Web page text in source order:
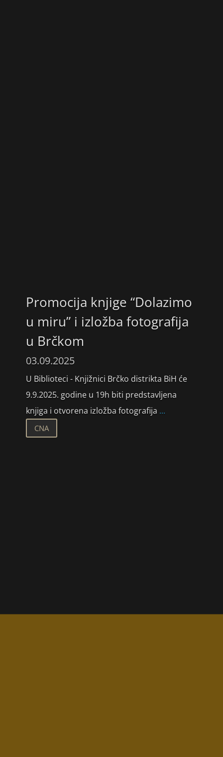
Promocija knjige “Dolazimo
u miru” i izložba fotografija
u Brčkom
03.09.2025
U Biblioteci - Knjižnici Brčko distrikta BiH će
9.9.2025. godine u 19h biti predstavljena
knjiga i otvorena izložba fotografija ...
CNA